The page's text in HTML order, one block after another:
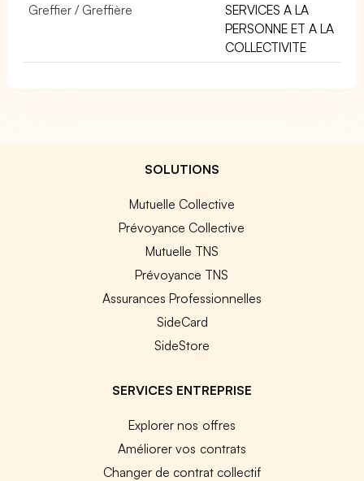
Greffier / Greffière
SERVICES A LA
PERSONNE ET A LA
COLLECTIVITE
SOLUTIONS
Mutuelle Collective
Prévoyance Collective
Mutuelle TNS
Prévoyance TNS
Assurances Professionnelles
SideCard
SideStore
SERVICES ENTREPRISE
Explorer nos offres
Améliorer vos contrats
Changer de contrat collectif